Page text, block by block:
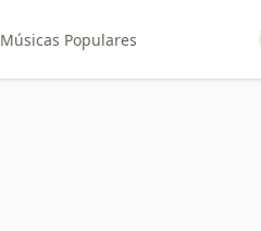
Músicas Populares